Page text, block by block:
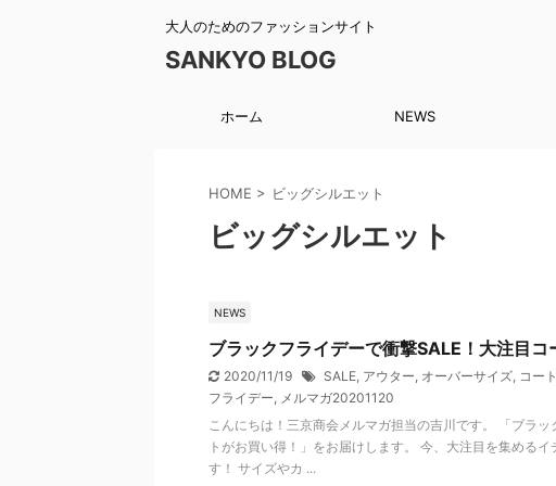
大人のためのファッションサイト
SANKYO BLOG
ホーム NEWS
HOME > ビッグシルエット
ビッグシルエット
NEWS
ブラックフライデーで衝撃SALE！大注目コ
2020/11/19 SALE, アウター, オーバーサイズ, コート
フライデー, メルマガ20201120
こんにちは！三京商会メルマガ担当の吉川です。 「ブラ
トがお買い得！」をお届けします。 今、大注目を集める
す！ サイズやカ ...